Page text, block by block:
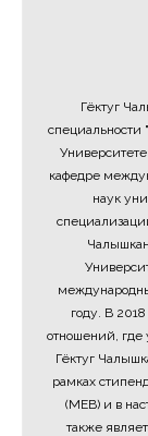
Гёктуг
специальности
кафедре
наук
году. В
отношений, где
Гёктуг
рамках
(MEB) и в
также